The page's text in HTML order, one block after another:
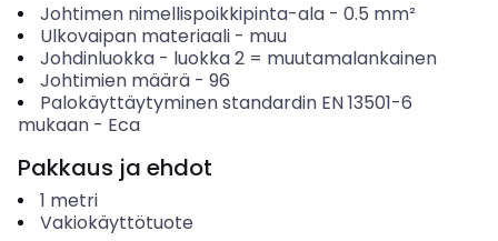
Johtimen nimellispoikkipinta-ala- 0.5 mm²
Ulkovaipan materiaali- muu
Johdinluokka- luokka 2 = muutamalankainen
Johtimien määrä- 96
Palokäyttäytyminen standardin EN 13501-6
mukaan - Eca
Pakkaus ja ehdot
1 metri
Vakiokäyttötuote